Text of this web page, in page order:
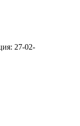
27-02-